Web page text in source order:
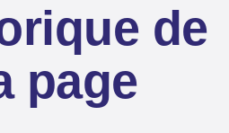
de
page